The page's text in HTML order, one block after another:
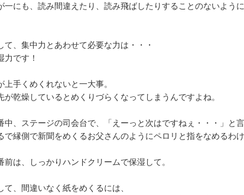
一にも、読み間違えたり、読み飛ばしたりすることのないよう
て、集中力とあわせて必要な力は・・・
力です！
上手くめくれないと一大事。
が乾燥しているとめくりづらくなってしまうんですよね。
中、ステージの司会台で、「えーっと次はですねぇ・・・」と言
で縁側で新聞をめくるお父さんのようにペロリと指をなめるわ
前は、しっかりハンドクリームで保湿して。
て、間違いなく紙をめくるには、